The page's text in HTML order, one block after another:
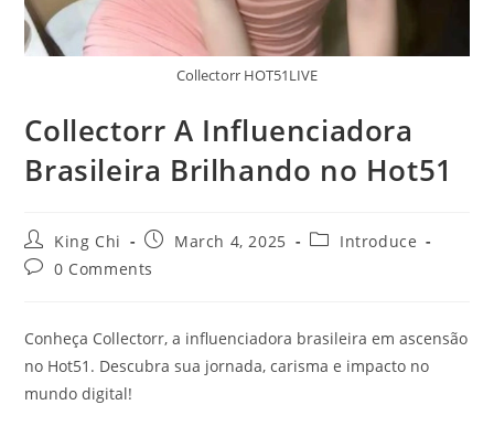
Collectorr HOT51LIVE
Collectorr A Influenciadora
Brasileira Brilhando no Hot51
King Chi March 4, 2025
Introduce
0 Comments
Conheça Collectorr, a influenciadora brasileira em ascensão
no Hot51. Descubra sua jornada, carisma e impacto no
mundo digital!